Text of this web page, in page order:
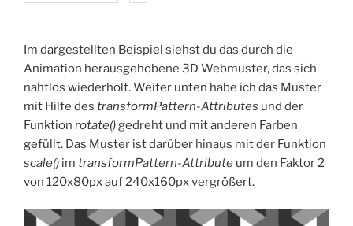
Im dargestellten Beispiel siehst du das durch die
Animation herausgehobene 3D Webmuster, das sich
nahtlos wiederholt. Weiter unten habe ich das Muster
mit Hilfe des transformPattern-Attributes und der
Funktion rotate()gedreht und mit anderen Farben
gefüllt. Das Muster ist darüber hinaus mit der Funktion
scale() im transformPattern-Attribute um den Faktor 2
von 120x80px auf 240x160px vergrößert.